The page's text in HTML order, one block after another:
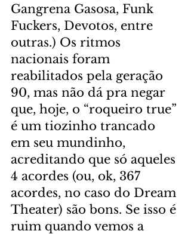
Gangrena Gasosa, Funk
Fuckers, Devotos, entre
outras.) Os ritmos
nacionais foram
reabilitados pela geração
90, mas não dá pra negar
que, hoje, o “roqueiro true”
é um tiozinho trancado
em seu mundinho,
acreditando que só aqueles
4 acordes (ou, ok, 367
acordes, no caso do Dream
Theater) são bons. Se isso é
ruim quando vemos a